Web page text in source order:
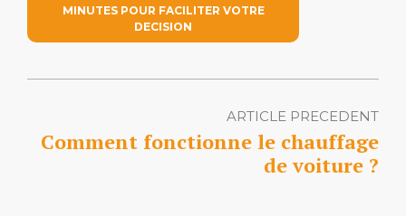
MINUTES POUR FACILITER VOTRE
DECISION
ARTICLE PRECEDENT
Comment fonctionne le chauffage
de voiture ?